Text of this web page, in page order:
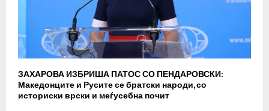
ЗАХАРОВА ИЗБРИША ПАТОС СО ПЕНДАРОВСКИ:
Македонците и Русите се братски народи, со
историски врски и меѓусебна почит